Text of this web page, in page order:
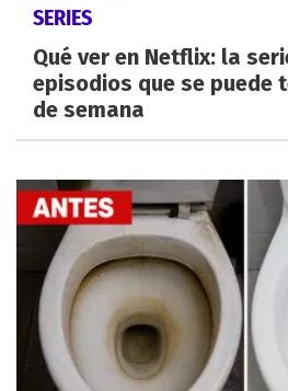
SERIES
Qué ver en Netflix: la
episodios que se puede
de semana